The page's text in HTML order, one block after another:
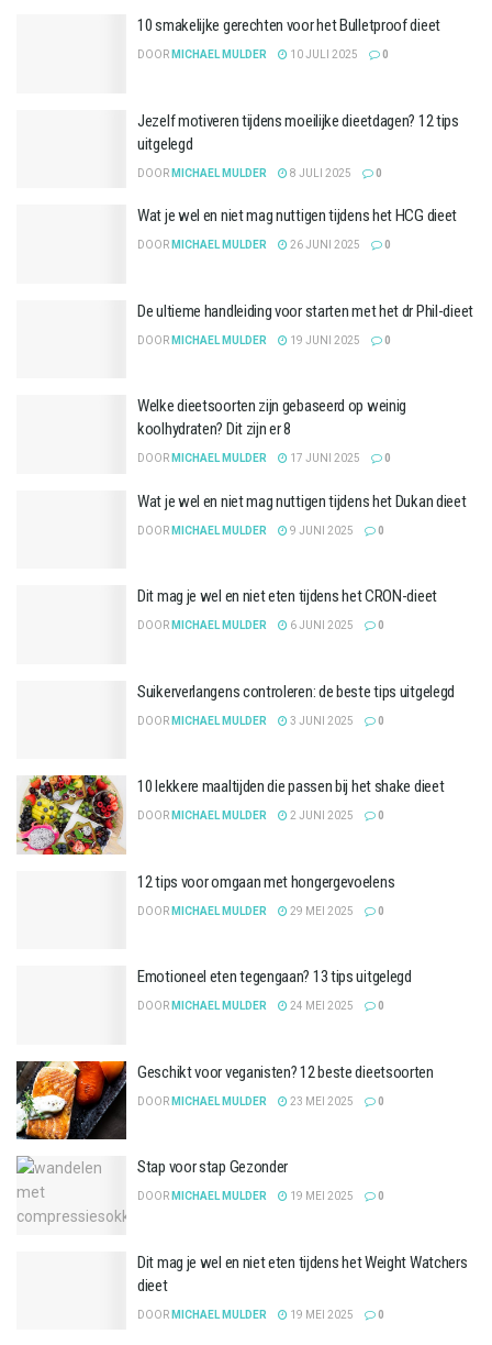
10 smakelijke gerechten voor het Bulletproof dieet
DOOR MICHAEL MULDER 10 JULI 2025 0
Jezelf motiveren tijdens moeilijke dieetdagen? 12 tips
uitgelegd
DOOR MICHAEL MULDER 8 JULI 2025 0
Wat je wel en niet mag nuttigen tijdens het HCG dieet
DOOR MICHAEL MULDER 26 JUNI 2025 0
De ultieme handleiding voor starten met het dr Phil-dieet
DOOR MICHAEL MULDER 19 JUNI 2025 0
Welke dieetsoorten zijn gebaseerd op weinig
koolhydraten? Dit zijn er 8
DOOR MICHAEL MULDER 17 JUNI 2025 0
Wat je wel en niet mag nuttigen tijdens het Dukan dieet
DOOR MICHAEL MULDER 9 JUNI 2025 0
Dit mag je wel en niet eten tijdens het CRON-dieet
DOOR MICHAEL MULDER 6 JUNI 2025 0
Suikerverlangens controleren: de beste tips uitgelegd
DOOR MICHAEL MULDER 3 JUNI 2025 0
10 lekkere maaltijden die passen bij het shake dieet
DOOR MICHAEL MULDER 2 JUNI 2025 0
12 tips voor omgaan met hongergevoelens
DOOR MICHAEL MULDER 29 MEI 2025 0
Emotioneel eten tegengaan? 13 tips uitgelegd
DOOR MICHAEL MULDER 24 MEI 2025 0
Geschikt voor veganisten? 12 beste dieetsoorten
DOOR MICHAEL MULDER 23 MEI 2025 0
Stap voor stap Gezonder
DOOR MICHAEL MULDER 19 MEI 2025 0
Dit mag je wel en niet eten tijdens het Weight Watchers
dieet
DOOR MICHAEL MULDER 19 MEI 2025 0